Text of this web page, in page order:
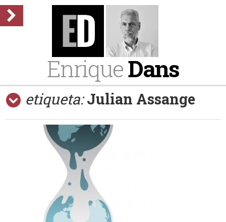
EnriqueDans
etiqueta: Julian Assange